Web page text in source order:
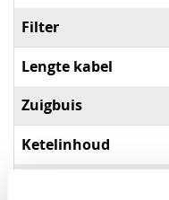
Filter
Lengte kabel
Zuigbuis
Ketelinhoud